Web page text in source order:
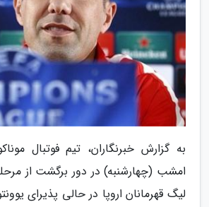
امشب (چهارشنبه) در دور برگشت از
لیگ قهرمانان اروپا در حالی پذیرای